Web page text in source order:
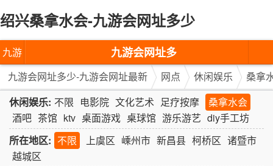
绍兴桑拿水会-九游会网址多少
九游
会网
址多
少-九
游会
九游会网址多
少-九游会网址
最新
九游会网址多少-九游会网址最新 网点 休闲娱乐
桑拿
休闲娱乐: 不限 电影院 文化艺术 足疗按摩
桑拿水会
酒吧 茶馆 ktv 桌面游戏 桌球馆 游乐游艺 diy手工坊
所在地区: 不限 上虞区 嵊州市 新昌县 柯桥区 诸暨市
越城区